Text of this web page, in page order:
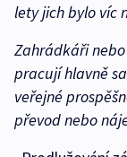
lety jich bylo víc
Zahrádkáři
pracují hlavně
veřejné
převod nebo